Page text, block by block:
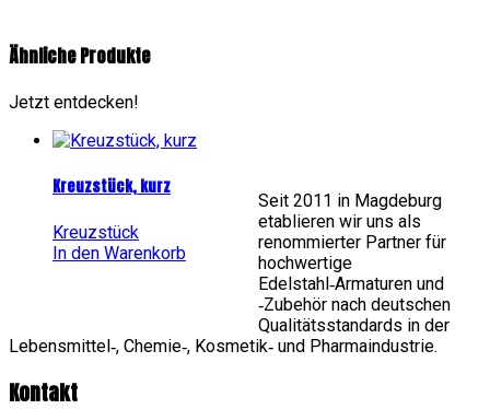
Ähnliche Produkte
Jetzt entdecken!
Kreuzstück, kurz
Kreuzstück
In den Warenkorb
Seit 2011 in Magdeburg
etablieren wir uns als
renommierter Partner für
hochwertige
Edelstahl‑Armaturen und
‑Zubehör nach deutschen
Qualitätsstandards in der
Lebensmittel‑, Chemie‑, Kosmetik‑ und Pharmaindustrie.
Kontakt